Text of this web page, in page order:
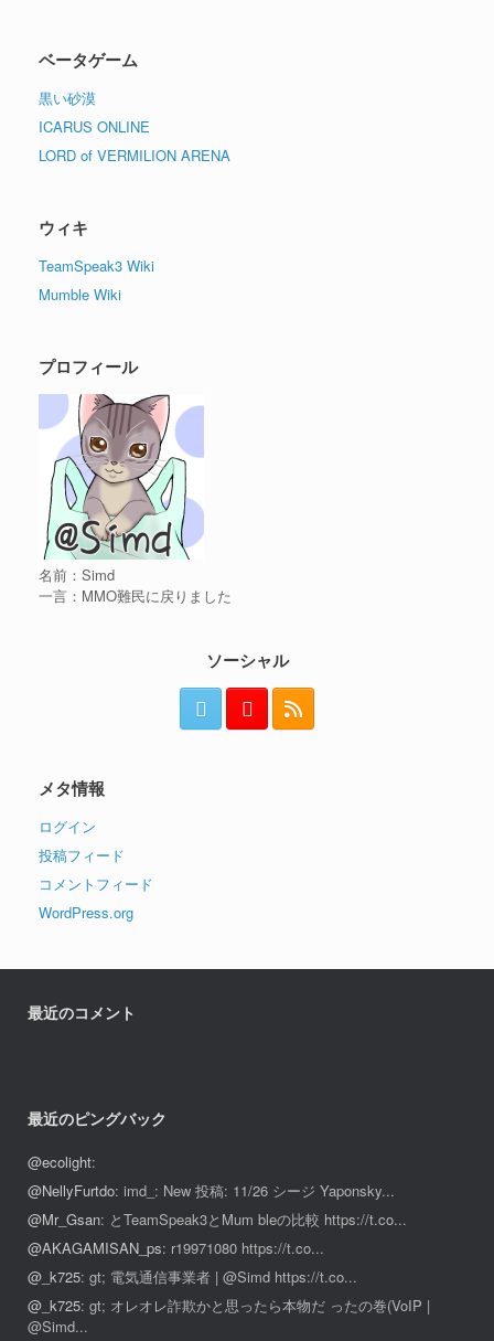
ベータゲーム
黒い砂漠
ICARUS ONLINE
LORD of VERMILION ARENA
ウィキ
TeamSpeak3 Wiki
Mumble Wiki
プロフィール
名前：Simd
一言：MMO難民に戻りました
ソーシャル
メタ情報
ログイン
投稿フィード
コメントフィード
WordPress.org
最近のコメント
最近のピングバック
@ecolight:
@NellyFurtdo: imd_: New 投稿: 11/26 シージ Yaponsky...
@Mr_Gsan: とTeamSpeak3とMum bleの比較 https://t.co...
@AKAGAMISAN_ps: r19971080 https://t.co...
@_k725: gt; 電気通信事業者 | @Simd https://t.co...
@_k725: gt; オレオレ詐欺かと思ったら本物だ ったの巻(VoIP |
@Simd...